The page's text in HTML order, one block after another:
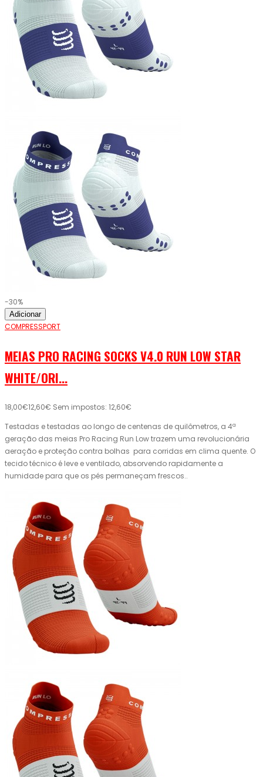
-30%
Adicionar
COMPRESSPORT
MEIAS PRO RACING SOCKS V4.0 RUN LOW STAR
WHITE/ORI...
18,00€12,60€ Sem impostos: 12,60€
Testadas e testadas ao longo de centenas de quilômetros, a 4ª
geração das meias Pro Racing Run Low trazem uma revolucionária
aeração e proteção contra bolhas para corridas em clima quente. O
tecido técnico é leve e ventilado, absorvendo rapidamente a
humidade para que os pés permaneçam frescos..